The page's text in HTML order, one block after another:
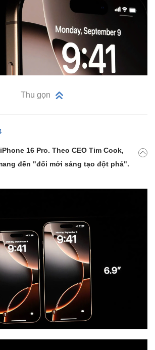
Thu gọn
16 Pro. Theo CEO Tim Cook,
đến "đổi mới sáng tạo đột phá".